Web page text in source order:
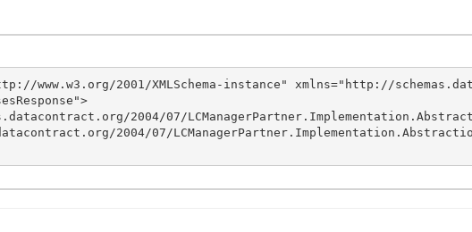
www.w3.org/2001/XMLSchema-instance" xmlns="http://